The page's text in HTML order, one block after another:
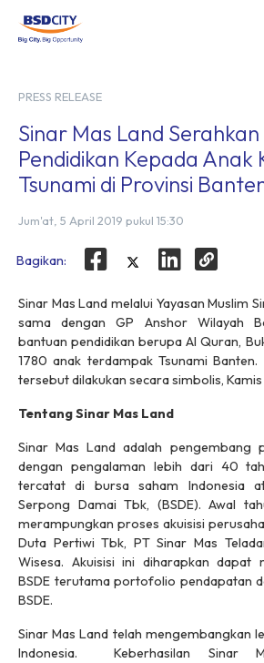
PRESS RELEASE
Sinar Mas Land
Pendidikan Kepada Anak
Tsunami di Provinsi
Jum'at, 5 April 2019 pukul 15:30
Bagikan:
Sinar Mas Land melalui Yayasan Muslim
sama dengan GP Anshor Wilayah
bantuan pendidikan berupa Al Quran,
1780 anak terdampak Tsunami Banten.
tersebut dilakukan secara simbolis, Kamis
Tentang Sinar Mas Land
Sinar Mas Land adalah pengembang
dengan pengalaman lebih dari 40
tercatat di bursa saham Indonesia
Serpong Damai Tbk, (BSDE). Awal
merampungkan proses akuisisi
Duta Pertiwi Tbk, PT Sinar Mas
Wisesa. Akuisisi ini diharapkan dapat
BSDE terutama portofolio pendapatan
BSDE.
Sinar Mas Land telah mengembangkan
Indonesia. Keberhasilan Sinar